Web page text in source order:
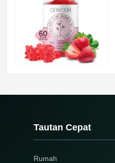
Tautan Cepat
Rumah